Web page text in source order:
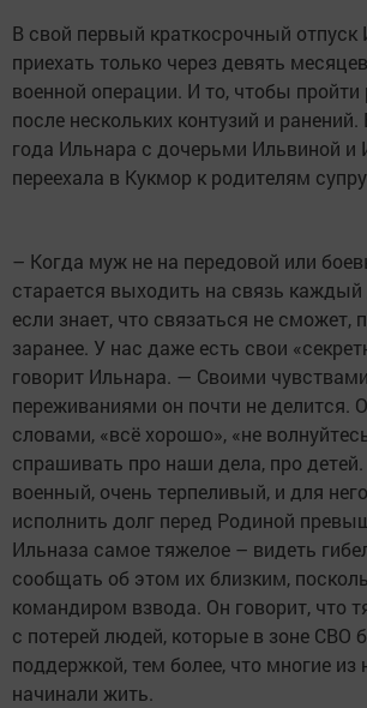
В свой первый краткосрочный отпуск
приехать только через девять
военной операции. И то, чтобы
после нескольких контузий и
года Ильнара с дочерьми Ильвиной и
переехала в Кукмор к родителям
– Когда муж не на передовой или
старается выходить на связь
если знает, что связаться не сможет,
заранее. У нас даже есть свои
говорит Ильнара. — Своими
переживаниями он почти не делится.
словами, «всё хорошо», «не
спрашивать про наши дела, про
военный, очень терпеливый, и для
исполнить долг перед Родиной
Ильназа самое тяжелое – видеть
сообщать об этом их близким,
командиром взвода. Он говорит, что
с потерей людей, которые в зоне СВО
поддержкой, тем более, что многие из
начинали жить.